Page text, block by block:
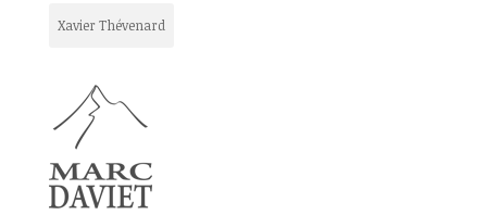
Xavier Thévenard